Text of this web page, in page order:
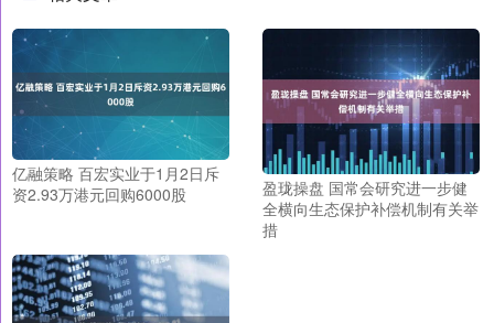
亿融策略 百宏实业于1月2日斥
资2.93万港元回购6000股
盈珑操盘 国常会研究进一步健
全横向生态保护补偿机制有关举
措